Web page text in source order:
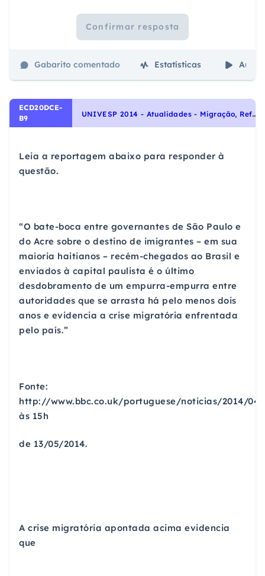
Confirmar resposta
Gabarito comentado Estatísticas Aulas
ECD20DCE-
B9
U
NIVESP 2014 - Atualidades - Migração, Refugiados e Demografia na Atualidade
Leia a reportagem abaixo para responder à
questão.
“O bate-boca entre governantes de São Paulo e
do Acre sobre o destino de imigrantes – em sua
maioria haitianos – recém-chegados ao Brasil e
enviados à capital paulista é o último
desdobramento de um empurra-empurra entre
autoridades que se arrasta há pelo menos dois
anos e evidencia a crise migratória enfrentada
pelo país.”
Fonte:
http://www.bbc.co.uk/portuguese/noticias/2014/04/
às 15h
de 13/05/2014.
A crise migratória apontada acima evidencia
que